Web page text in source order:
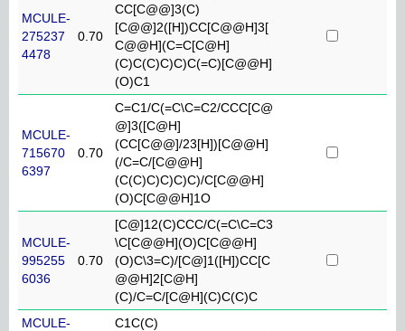
MCULE-
275237
4478
0.70
CC[C@@]3(C)
[C@@]2([H])CC[C@@H]3[
C@@H](C=C[C@H]
(C)C(C)C)C)C(=C)[C@@H]
(O)C1
MCULE-
715670
6397
0.70
C=C1/C(=C\C=C2/CCC[C@
@]3([C@H]
(CC[C@@]/23[H])[C@@H]
(/C=C/[C@@H]
(C(C)C)C)C)C)/C[C@@H]
(O)C[C@@H]1O
MCULE-
995255
6036
0.70
[C@]12(C)CCC/C(=C\C=C3
\C[C@@H](O)C[C@@H]
(O)C\3=C)/[C@]1([H])CC[C
@@H]2[C@H]
(C)/C=C/[C@H](C)C(C)C
MCULE-
C1C(C)